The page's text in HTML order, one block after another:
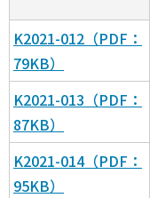
K2021-012（PDF：
79KB）
K2021-013（PDF：
87KB）
K2021-014（PDF：
95KB）